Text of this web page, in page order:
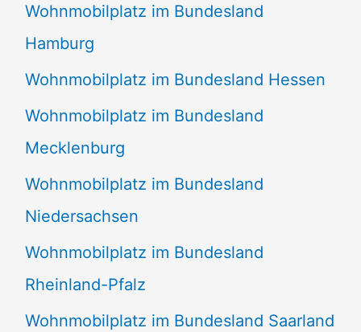
Wohnmobilplatz im Bundesland
Hamburg
Wohnmobilplatz im Bundesland Hessen
Wohnmobilplatz im Bundesland
Mecklenburg
Wohnmobilplatz im Bundesland
Niedersachsen
Wohnmobilplatz im Bundesland
Rheinland-Pfalz
Wohnmobilplatz im Bundesland Saarland